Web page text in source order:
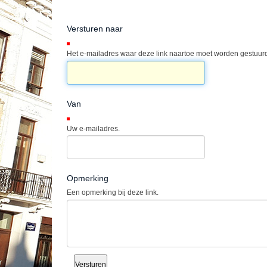
Versturen naar
Het e-mailadres waar deze link naartoe moet worden
Van
Uw e-mailadres.
Opmerking
Een opmerking bij deze link.